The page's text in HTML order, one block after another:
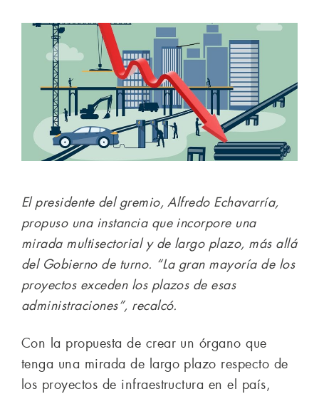
El presidente del gremio, Alfredo Echavarría,
propuso una instancia que incorpore una
mirada multisectorial y de largo plazo, más allá
del Gobierno de turno. “La gran mayoría de los
proyectos exceden los plazos de esas
administraciones”, recalcó.
Con la propuesta de crear un órgano que
tenga una mirada de largo plazo respecto de
los proyectos de infraestructura en el país,